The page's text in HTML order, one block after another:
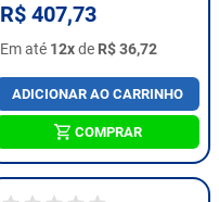
R$ 407,73
Em até 12xde R$ 36,72
ADICIONAR AO CARRINHO
COMPRAR